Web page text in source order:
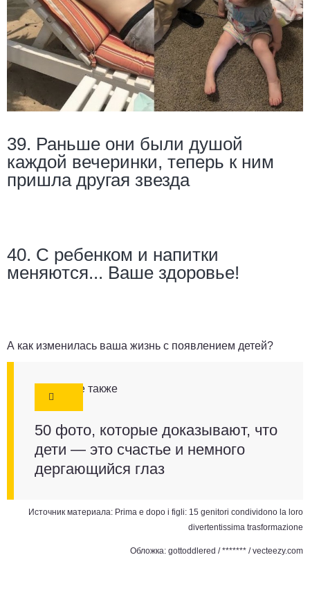
39. Раньше они были душой
каждой вечеринки, теперь к ним
пришла другая звезда
40. С ребенком и напитки
меняются... Ваше здоровье!
А как изменилась ваша жизнь с появлением детей?
Смотрите также
50 фото, которые доказывают, что
дети — это счастье и немного
дергающийся глаз
Источник материала: Prima e dopo i figli: 15 genitori condividono la loro
divertentissima trasformazione
Обложка: gottoddlered / ******* / vecteezy.com